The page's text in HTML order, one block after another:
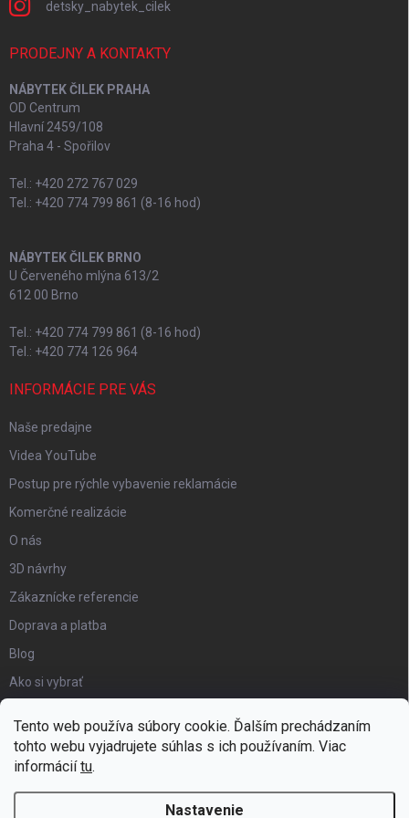
Tento web používa súbory cookie. Ďalším prechádzaním
tohto webu vyjadrujete súhlas s ich používaním. Viac
informáciítu.
Nastavenie
detsky_nabytek_cilek
PRODEJNY A KONTAKTY
NÁBYTEK ČILEK PRAHA
OD Centrum
Hlavní 2459/108
Praha 4 - Spořilov
Tel.: +420 272 767 029
Tel.: +420 774 799 861 (8-16 hod)
NÁBYTEK ČILEK BRNO
U Červeného mlýna 613/2
612 00 Brno
Tel.: +420 774 799 861 (8-16 hod)
Tel.: +420 774 126 964
INFORMÁCIE PRE VÁS
Naše predajne
Videa YouTube
Postup pre rýchle vybavenie reklamácie
Komerčné realizácie
O nás
3D návrhy
Zákaznícke referencie
Doprava a platba
Blog
Ako si vybrať
Certifikát kvality
Moja objednávka